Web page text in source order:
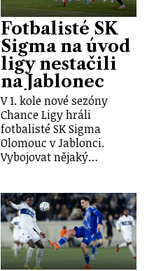
Fotbalisté SK
Sigma na úvod
ligy nestačili
na Jablonec
V 1. kole nové sezóny
Chance Ligy hráli
fotbalisté SK Sigma
Olomouc v Jablonci.
Vybojovat nějaký…